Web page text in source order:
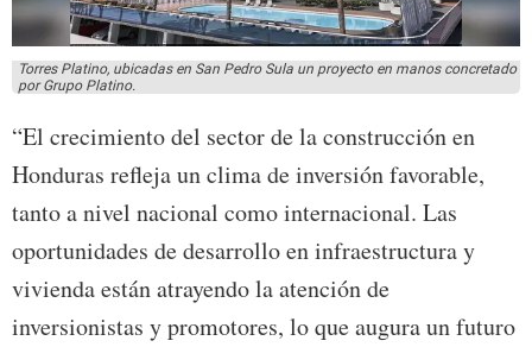
Torres Platino, ubicadas en San Pedro Sula un proyecto en manos concretado
por Grupo Platino.
“El crecimiento del sector de la construcción en
Honduras refleja un clima de inversión favorable,
tanto a nivel nacional como internacional. Las
oportunidades de desarrollo en infraestructura y
vivienda están atrayendo la atención de
inversionistas y promotores, lo que augura un futuro